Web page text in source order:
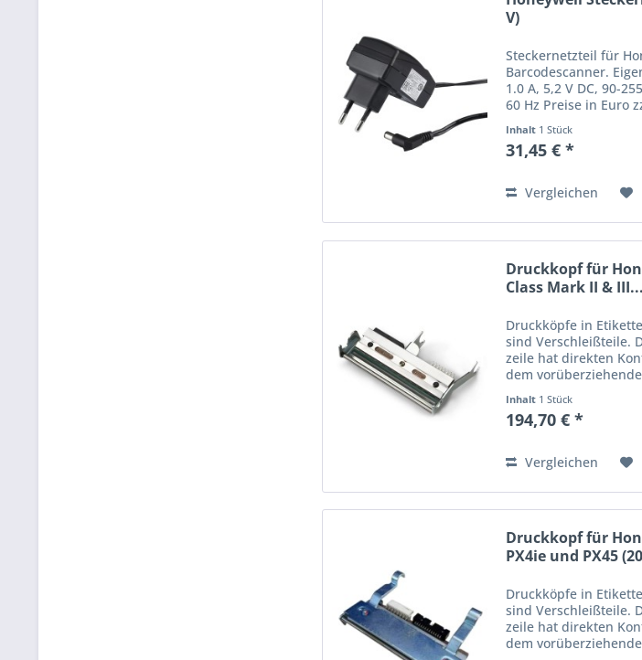
V)
Steckernetzteil für
Barcodescanner.
1.0 A, 5,2 V DC, 90-
60 Hz Preise in Euro
vorbehalten.
Inhalt 1 Stück
31,45 € *
Vergleichen
Druckkopf für
Class Mark II & III...
Druckköpfe in
sind Verschleißteile.
zeile hat direkten
dem
unterliegt so im Laufe
einem stetigen
Inhalt 1 Stück
194,70 € *
Vergleichen
Druckkopf für
PX4ie und PX45
Druckköpfe in
sind Verschleißteile.
zeile hat direkten
dem